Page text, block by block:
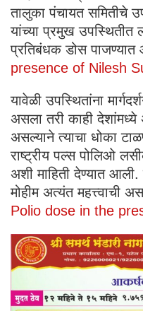
तालुका पंचायत समितीचे
यांच्या प्रमुख उपस्थितीत
प्रतिबंधक डोस पाजण्यात
presence of Nilesh
यावेळी उपस्थितांना
असला तरी काही
असल्याने त्याचा धोका
राष्ट्रीय पल्स पोलिओ
अशी माहिती देण्यात आली.
मोहीम अत्यंत महत्त्वाची
Polio dose in the